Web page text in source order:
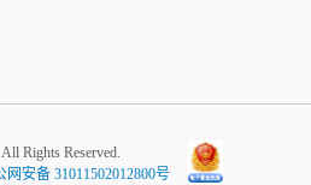
Rights Reserved.
网安备 31011502012800号